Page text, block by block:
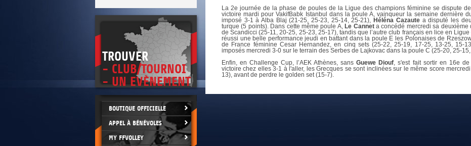
TROUVER
- CLUB/TOURNOI
- UN EVÈNEMENT
BOUTIQUE OFFICIELLE
APPEL À BÉNÉVOLES
MY FFVOLLEY
La 2e journée de la phase de poules de la Ligue des champions féminine se dispute
victoire mardi pour VakifBabk Istanbul dans la poule A, vainqueur la semaine dernière
imposé 3-1 à Alba Blaj (21-25, 25-23, 25-14, 25-21), Héléna Cazautea disputé les
turque (5 points). Dans cette même poule A, Le Canneta concédé mercredi sa
de Scandicci (25-11, 20-25, 25-23, 25-17), tandis que l’autre club français en lice en
réussi une belle performance jeudi en battant dans la poule E les Polonaises de
de France féminine Cesar Hernandez, en cinq sets (25-22, 25-19, 17-25, 13-25, 15-
imposés mercredi 3-0 sur le terrain des Serbes de Lajkovac dans la poule C (25-20, 25-
Enfin, en Challenge Cup, l’AEK Athènes, sansGuewe Diouf, s'est fait sortir en 16e
victoire chez elles 3-1 à l'aller, les Grecques se sont inclinées sur le même score
13), avant de perdre le golden set (15-7).